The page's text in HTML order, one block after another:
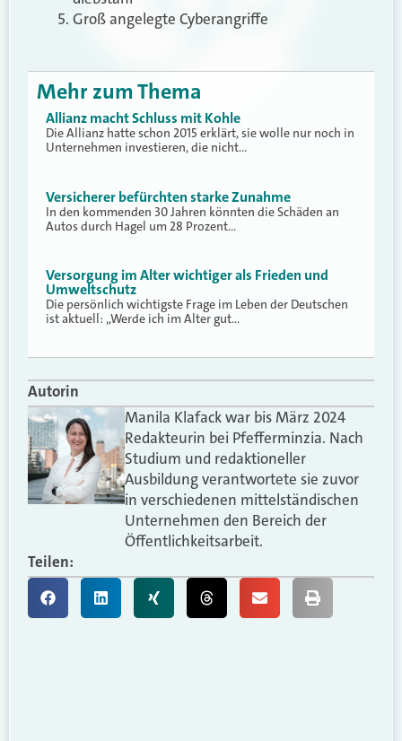
Groß angelegte Cyberangriffe
Mehr zum Thema
Allianz macht Schluss mit Kohle
Die Allianz hatte schon 2015 erklärt, sie wolle nur noch in
Unternehmen investieren, die nicht…
Versicherer befürchten starke Zunahme
In den kommenden 30 Jahren könnten die Schäden an
Autos durch Hagel um 28 Prozent…
Versorgung im Alter wichtiger als Frieden und
Umweltschutz
Die persönlich wichtigste Frage im Leben der Deutschen
ist aktuell: „Werde ich im Alter gut…
Autorin
Manila Klafack war bis März 2024
Redakteurin bei Pfefferminzia. Nach
Studium und redaktioneller
Ausbildung verantwortete sie zuvor
in verschiedenen mittelständischen
Unternehmen den Bereich der
Öffentlichkeitsarbeit.
Teilen: